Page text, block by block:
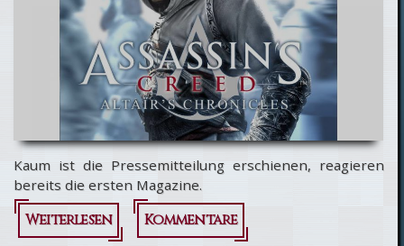
Kaum ist die Pressemitteilung erschienen, reagieren
bereits die ersten Magazine.
Weiterlesen
über
Kommentare